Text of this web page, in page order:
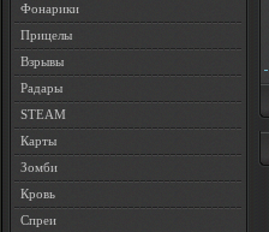
Фонарики
Прицелы
Взрывы
Радары
STEAM
Карты
Зомби
Кровь
Спреи